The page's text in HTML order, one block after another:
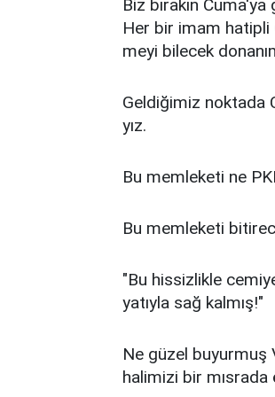
Biz bı­ra­kın
Her bir imam ha­tip­li
me­yi bi­le­cek
Gel­di­ği­miz nok­ta­da
yız.
Bu mem­le­ke­ti ne
Bu mem­le­ke­ti
"Bu his­siz­lik­le
ya­tıy­la sağ kal­mış!"
Ne gü­zel bu­yur­muş
ha­li­mi­zi bir